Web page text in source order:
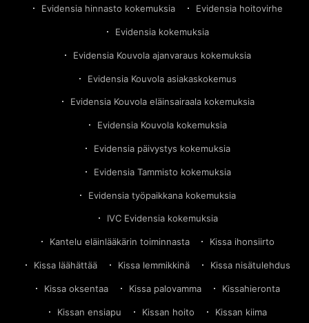
Evidensia hinnasto kokemuksia Evidensia hoitovirhe
Evidensia kokemuksia
Evidensia Kouvola ajanvaraus kokemuksia
Evidensia Kouvola asiakaskokemus
Evidensia Kouvola eläinsairaala kokemuksia
Evidensia Kouvola kokemuksia
Evidensia päivystys kokemuksia
Evidensia Tammisto kokemuksia
Evidensia työpaikkana kokemuksia
IVC Evidensia kokemuksia
Kantelu eläinlääkärin toiminnasta Kissa ihonsiirto
Kissa läähättää Kissa lemmikkinä Kissa nisätulehdus
Kissa oksentaa Kissa palovamma Kissahieronta
Kissan ensiapu Kissan hoito Kissan kiima